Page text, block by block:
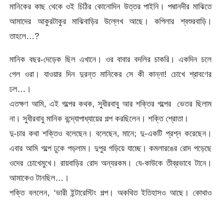
মানিকের কাছ থেকে ওই চিঠির কোনোদিন উত্তর পাইনি। পদ্মানদীর মাঝিতে
আমাদের আকুরটাকুর মাঝিবাড়ির উল্লেখ আছে। কপিলার শ্বশুরবাড়ি।
তাহলে…?
মানিক বছর-দেড়েক ছিল এখানে। ওর বাবার বদলির চাকরি। একদিন চলে
গেল ওরা। যাওয়ার দিন দুরন্ত মানিকের সে কী কান্না! চোখে শ্রাবণের
ঢল…।
এতক্ষণ আমি, এই গল্পের কথক, সুধীরবাবু আর শক্তির গল্পের ভেতর ছিলাম
না। সুধীরবাবু মানিক বন্দ্যোপাধ্যায়ের গল্প করছিলেন। শক্তি শ্রোতা।
দু-চার কথা শক্তিও বলেছেন। বলেছেন, মানে; দু-একটি প্রশ্ন করেছেন।
এবার আমি গল্পে ঢুকে পড়লাম। দুপুর গড়িয়ে যাচ্ছে। কমলারঙের রোদ পড়েছে
ওদের চোখেমুখে। রায়বাড়ির রোদ অন্যরকম। যে-কাউকে তীব্রভাবে টানে।
আমাকেও টানছিল…।
শক্তি বললেন, ‘ভারী ইন্টারেস্টিং গল্প। অকথিত ইতিহাসও আছে। কোথাও